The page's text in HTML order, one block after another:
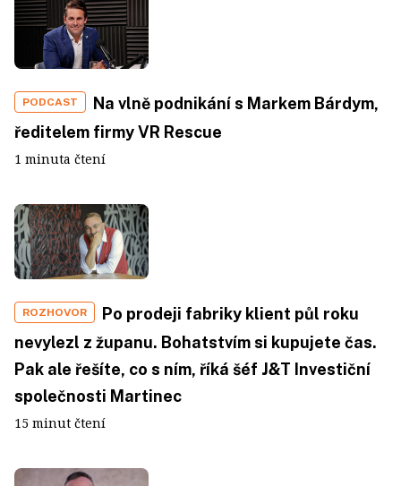
PODCAST
Na vlně podnikání s Markem Bárdym,
ředitelem firmy VR Rescue
1 minuta čtení
ROZHOVOR
Po prodeji fabriky klient půl roku
nevylezl z županu. Bohatstvím si kupujete čas.
Pak ale řešíte, co s ním, říká šéf J&T Investiční
společnosti Martinec
15 minut čtení